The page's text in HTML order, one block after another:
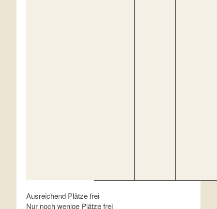
Ausreichend Plätze frei
Nur noch wenige Plätze frei